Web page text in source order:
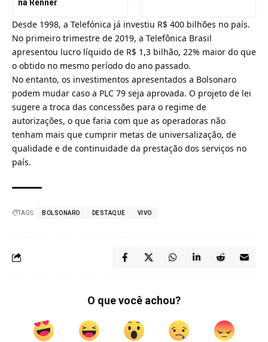
na Renner
Desde 1998, a Telefónica já investiu R$ 400 bilhões no país.
No primeiro trimestre de 2019, a Telefônica Brasil
apresentou lucro líquido de R$ 1,3 bilhão, 22% maior do que
o obtido no mesmo período do ano passado.
No entanto, os investimentos apresentados a Bolsonaro
podem mudar caso a PLC 79 seja aprovada. O projeto de lei
sugere a troca das concessões para o regime de
autorizações, o que faria com que as operadoras não
tenham mais que cumprir metas de universalização, de
qualidade e de continuidade da prestação dos serviços no
país.
TAGS: BOLSONARO DESTAQUE VIVO
O que você achou?